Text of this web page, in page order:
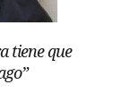
tiene que